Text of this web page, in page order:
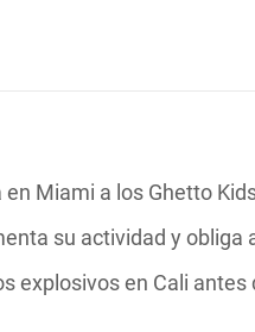
Miami a los Ghetto
su actividad y obliga
explosivos en Cali